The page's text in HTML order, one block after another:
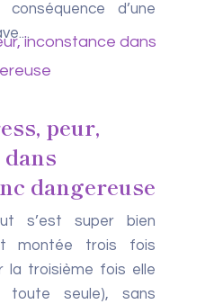
d’une
peur,
dangereuse
s’est super bien
montée trois fois
la troisième fois elle
toute seule), sans